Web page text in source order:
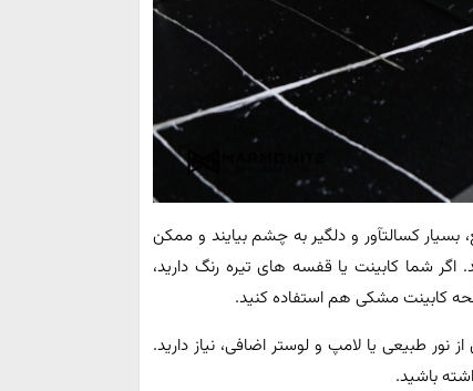
کسالت‫آور و دلگیر به چشم بیایند و ممکن
اگر شما کابینت یا قفسه های تیره رنگ دارید،
کابینت مشکی هم استفاده کنید.
نور طبیعی یا لامپ و لوستر اضافی، نیاز دارید.
باشید.